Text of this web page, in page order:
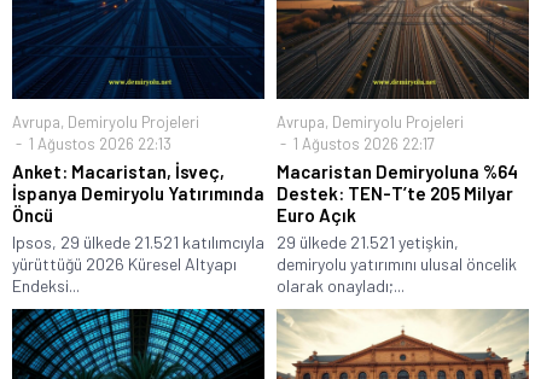
Avrupa, Demiryolu Projeleri
1 Ağustos 2026 22:13
Anket: Macaristan, İsveç,
İspanya Demiryolu Yatırımında
Öncü
Ipsos, 29 ülkede 21.521 katılımcıyla
yürüttüğü 2026 Küresel Altyapı
Endeksi...
Avrupa, Demiryolu Projeleri
1 Ağustos 2026 22:17
Macaristan Demiryoluna %64
Destek: TEN-T’te 205 Milyar
Euro Açık
29 ülkede 21.521 yetişkin,
demiryolu yatırımını ulusal öncelik
olarak onayladı;...